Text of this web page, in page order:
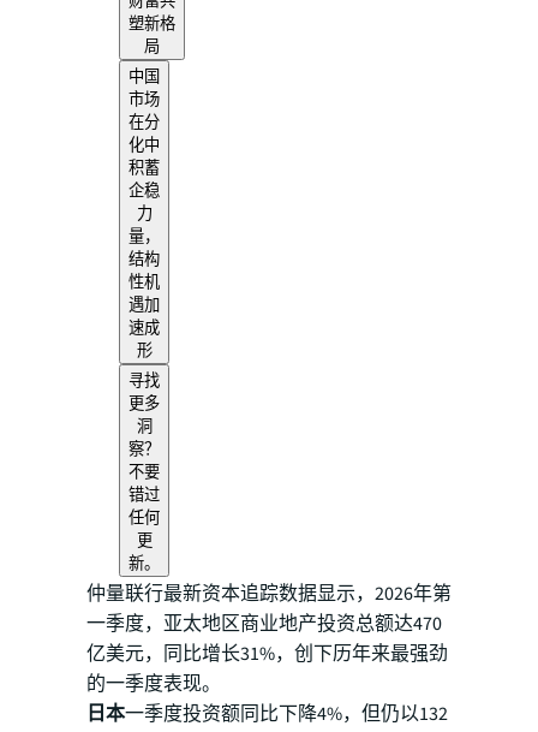
塑新格
局
中国
市场
在分
化中
积蓄
企稳
力
量，
结构
性机
遇加
速成
形
寻找
更多
洞
察？
不要
错过
任何
更
新。
仲量联行最新资本追踪数据显示，2026年第
一季度，亚太地区商业地产投资总额达470
亿美元，同比增长31%，创下历年来最强劲
的一季度表现。
日本一季度投资额同比下降4%，但仍以132